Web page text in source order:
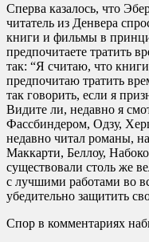
Сперва казалось, что
читатель из Денвера
книги и фильмы в
предпочитаете тратить
так: “Я считаю, что
предпочитаю тратить
так говорить, если я
Видите ли, недавно я
Фассбиндером, Одзу,
недавно читал романы,
Маккарти, Беллоу,
существовали столь же
с лучшими работами во
убедительно защитить
Спор в комментариях